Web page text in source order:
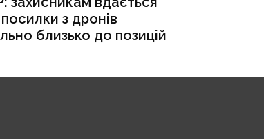
з дронів
близько до позицій